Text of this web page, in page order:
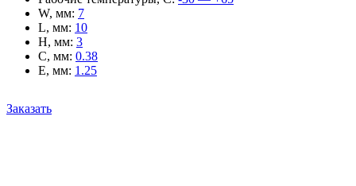
W, мм: 7
L, мм: 10
H, мм: 3
C, мм: 0.38
E, мм: 1.25
Заказать